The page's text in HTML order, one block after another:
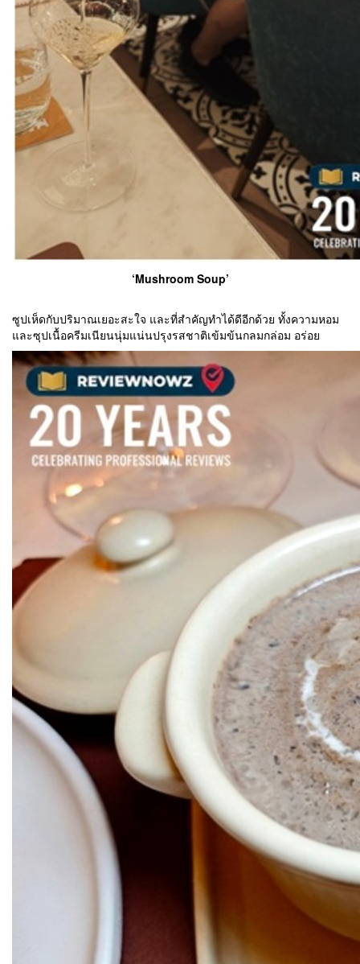
‘Mushroom Soup’
ซูปเห็ดกับปริมาณเยอะสะใจ และที่สำคัญทำได้ดีอีกด้วย ทั้งความหอม
และซุปเนื้อครีมเนียนนุ่มแน่นปรุงรสชาติเข้มข้นกลมกล่อม อร่อย